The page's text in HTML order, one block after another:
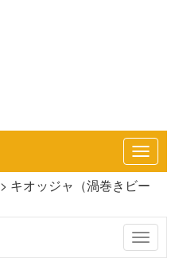
> キオッジャ（渦巻きビー